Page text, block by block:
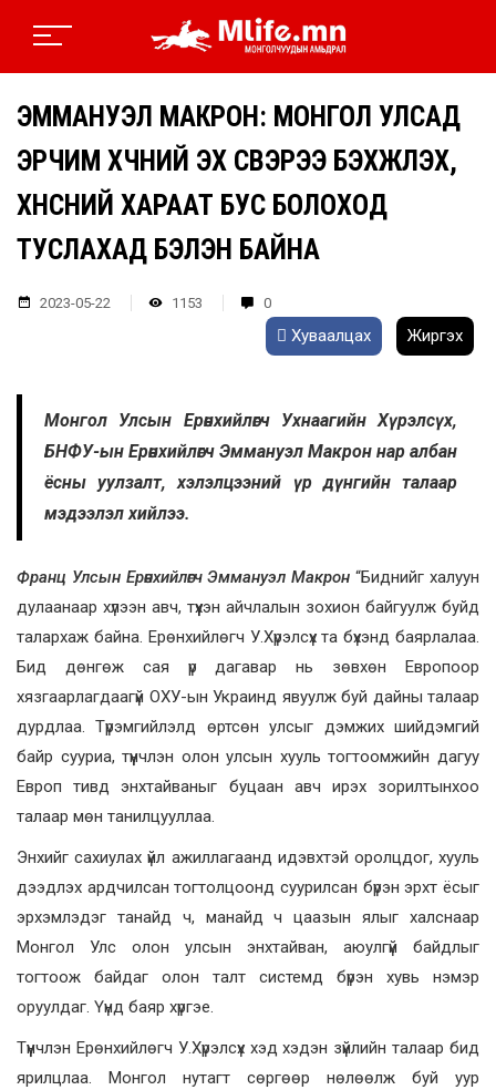
ЭММАНУЭЛ МАКРОН: МОНГОЛ УЛСАД
ЭРЧИМ ХҮЧНИЙ ЭХ ҮҮСВЭРЭЭ БЭХЖҮҮЛЭХ,
ХҮНСНИЙ ХАРААТ БУС БОЛОХОД
ТУСЛАХАД БЭЛЭН БАЙНА
2023-05-22 1153 0
Хуваалцах Жиргэх
Монгол Улсын Ерөнхийлөгч Ухнаагийн Хүрэлсүх,
БНФУ-ын Ерөнхийлөгч Эммануэл Макрон нар албан
ёсны уулзалт, хэлэлцээний үр дүнгийн талаар
мэдээлэл хийлээ.
Франц Улсын Ерөнхийлөгч Эммануэл Макрон “Биднийг халуун
дулаанаар хүлээн авч, түүхэн айчлалын зохион байгуулж буйд
талархаж байна. Ерөнхийлөгч У.Хүрэлсүх та бүхэнд баярлалаа.
Бид дөнгөж сая үр дагавар нь зөвхөн Европоор
хязгаарлагдаагүй ОХУ-ын Украинд явуулж буй дайны талаар
дурдлаа. Түрэмгийлэлд өртсөн улсыг дэмжих шийдэмгий
байр сууриа, түүнчлэн олон улсын хууль тогтоомжийн дагуу
Европ тивд энхтайваныг буцаан авч ирэх зорилтынхоо
талаар мөн танилцууллаа.
Энхийг сахиулах үйл ажиллагаанд идэвхтэй оролцдог, хууль
дээдлэх ардчилсан тогтолцоонд суурилсан бүрэн эрхт ёсыг
эрхэмлэдэг танайд ч, манайд ч цаазын ялыг халснаар
Монгол Улс олон улсын энхтайван, аюулгүй байдлыг
тогтоож байдаг олон талт системд бүрэн хувь нэмэр
оруулдаг. Үүнд баяр хүргэе.
Түүнчлэн Ерөнхийлөгч У.Хүрэлсүх хэд хэдэн зүйлийн талаар бид
ярилцлаа. Монгол нутагт сөргөөр нөлөөлж буй уур